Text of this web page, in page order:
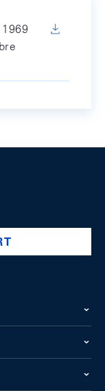
swiss-national-